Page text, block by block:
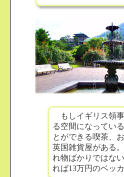
もしイギリス領
る空間になってい
とができる喫茶、
英国雑貨屋がある
れ物ばかりではな
れば13万円のベッ